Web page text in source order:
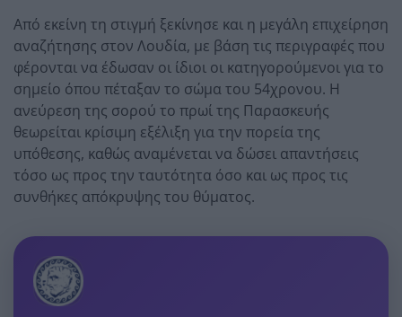
Από εκείνη τη στιγμή ξεκίνησε και η μεγάλη επιχείρηση
αναζήτησης στον Λουδία, με βάση τις περιγραφές που
φέρονται να έδωσαν οι ίδιοι οι κατηγορούμενοι για το
σημείο όπου πέταξαν το σώμα του 54χρονου. Η
ανεύρεση της σορού το πρωί της Παρασκευής
θεωρείται κρίσιμη εξέλιξη για την πορεία της
υπόθεσης, καθώς αναμένεται να δώσει απαντήσεις
τόσο ως προς την ταυτότητα όσο και ως προς τις
συνθήκες απόκρυψης του θύματος.